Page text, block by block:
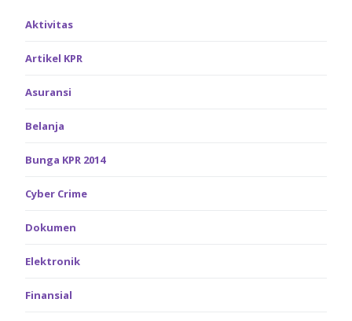
Aktivitas
Artikel KPR
Asuransi
Belanja
Bunga KPR 2014
Cyber Crime
Dokumen
Elektronik
Finansial